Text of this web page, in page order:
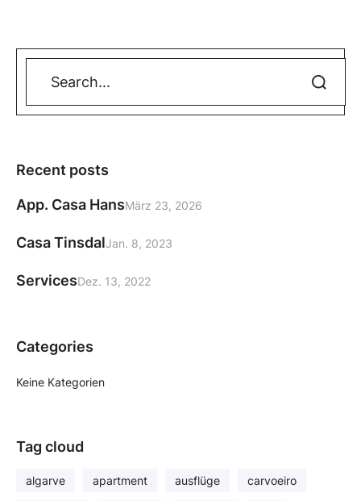
Recent posts
App. Casa HansMärz 23, 2026
Casa TinsdalJan. 8, 2023
ServicesDez. 13, 2022
Categories
Keine Kategorien
Tag cloud
algarve apartment ausflüge carvoeiro